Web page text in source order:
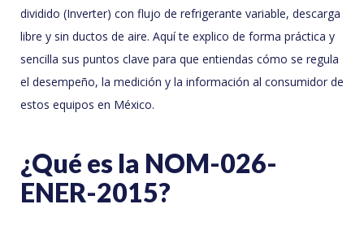
dividido (Inverter) con flujo de refrigerante variable, descarga
libre y sin ductos de aire. Aquí te explico de forma práctica y
sencilla sus puntos clave para que entiendas cómo se regula
el desempeño, la medición y la información al consumidor de
estos equipos en México.
¿Qué es la NOM-026-
ENER-2015?